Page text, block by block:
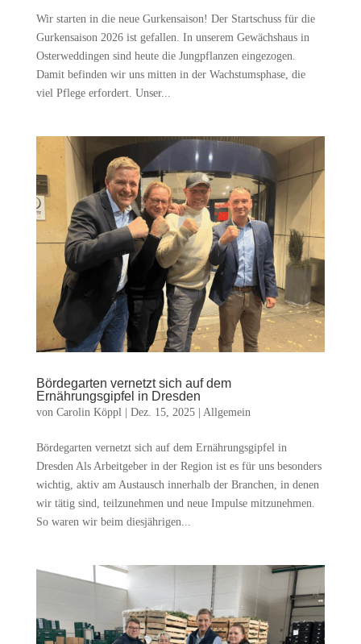
Wir starten in die neue Gurkensaison! Der Startschuss für die
Gurkensaison 2026 ist gefallen. In unserem Gewächshaus in
Osterweddingen sind heute die Jungpflanzen eingezogen.
Damit befinden wir uns mitten in der Wachstumsphase, die
viel Pflege erfordert. Unser...
Bördegarten vernetzt sich auf dem
Ernährungsgipfel in Dresden
von Carolin Köppl | Dez. 15, 2025| Allgemein
Bördegarten vernetzt sich auf dem Ernährungsgipfel in
Dresden Als Arbeitgeber in der Region ist es für uns besonders
wichtig, aktiv am Austausch innerhalb der Branchen, in denen
wir tätig sind, teilzunehmen und neue Impulse mitzunehmen.
So waren wir beim diesjährigen...